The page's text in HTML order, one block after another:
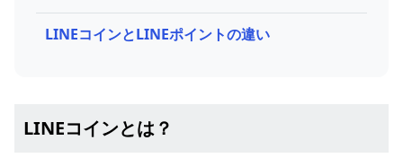
LINEコインとLINEポイントの違い
LINEコインとは？